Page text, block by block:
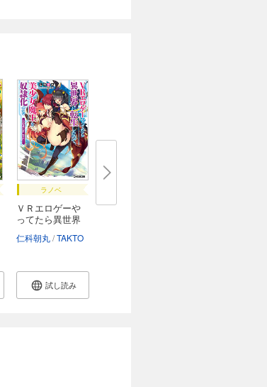
緋原ヨウ
ラノベ
ＶＲエロゲーや
ってたら異世界
仁科朝丸 TAKTO
試し読み